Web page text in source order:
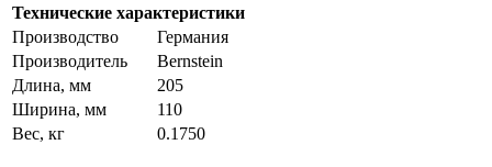
Технические характеристики
Производство
Германия
Производитель
Bernstein
Длина, мм
205
Ширина, мм
110
Вес, кг
0.1750